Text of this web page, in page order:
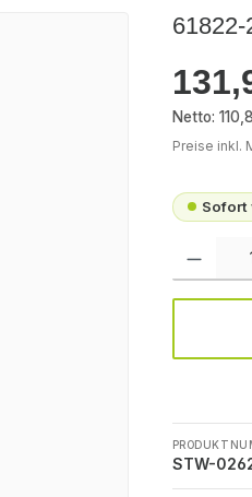
61822-
Netto:
Preise inkl.
Sofort
Produkt
STW-